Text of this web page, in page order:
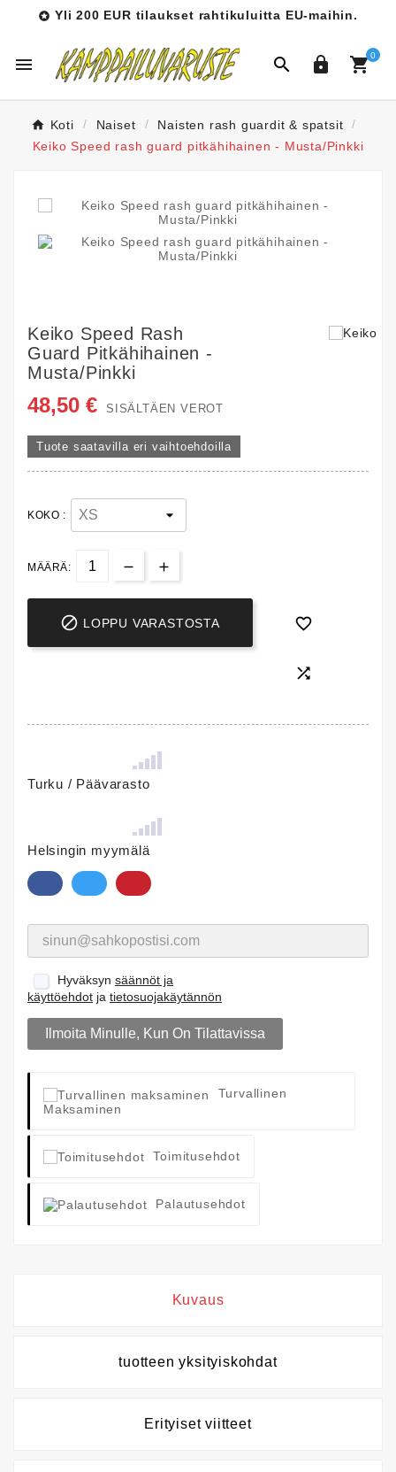
 Yli 200 EUR tilaukset rahtikuluitta EU-maihin.
   0
Koti Naiset
Naisten rash guardit & spatsit
Keiko Speed rash guard pitkähihainen - Musta/Pinkki
Keiko Speed Rash
Guard Pitkähihainen -
Musta/Pinkki
48,50 € SISÄLTÄEN VEROT
Tuote saatavilla eri vaihtoehdoilla
KOKO :
MÄÄRÄ:
 LOPPU VARASTOSTA 

Turku / Päävarasto
Helsingin myymälä
Hyväksyn säännöt ja
käyttöehdot ja tietosuojakäytännön
Ilmoita Minulle, Kun On Tilattavissa
Turvallinen
Maksaminen
Toimitusehdot
Palautusehdot
Kuvaus
tuotteen yksityiskohdat
Erityiset viitteet